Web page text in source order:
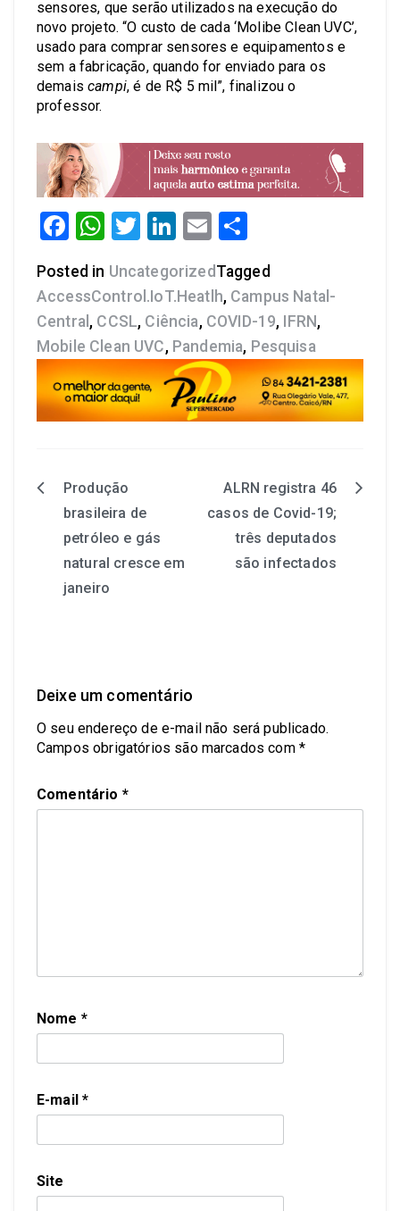
sensores, que serão utilizados na execução do
novo projeto. “O custo de cada ‘Molibe Clean UVC’,
usado para comprar sensores e equipamentos e
sem a fabricação, quando for enviado para os
demaiscampi, é de R$ 5 mil”, finalizou o
professor.
Facebook
WhatsApp
Twitter
LinkedIn
Email
Posted in Uncategorized Tagged
AccessControl.IoT.Heatlh, Campus Natal-
Central , CCSL, Ciência, COVID-19, IFRN ,
Mobile Clean UVC, Pandemia, Pesquisa
Produção
brasileira de
petróleo e gás
natural cresce em
janeiro
ALRN registra 46
casos de Covid-19;
três deputados
são infectados
Deixe um comentário
O seu endereço de e-mail não será publicado.
Campos obrigatórios são marcados com *
Comentário *
Nome *
E-mail*
Site